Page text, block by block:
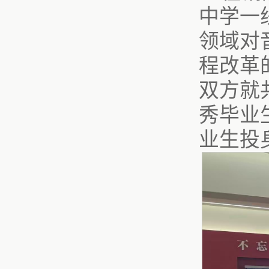
中学一
领域对
程改革
双方就
秀毕业
业生投